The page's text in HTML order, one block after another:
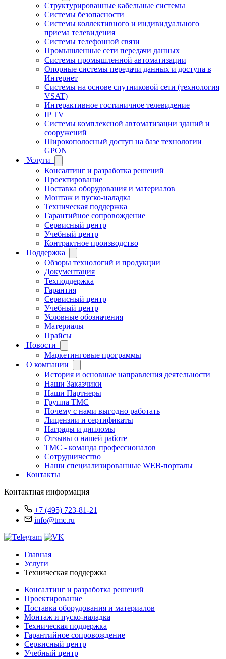
Структурированные кабельные системы
Системы безопасности
Системы коллективного и индивидуального
приема телевидения
Системы телефонной связи
Промышленные сети передачи данных
Системы промышленной автоматизации
Опорные системы передачи данных и доступа в
Интернет
Системы на основе спутниковой сети (технология
VSAT)
Интерактивное гостиничное телевидение
IP TV
Системы комплексной автоматизации зданий и
сооружений
Широкополосный доступ на базе технологии
GPON
Услуги
Консалтинг и разработка решений
Проектирование
Поставка оборудования и материалов
Монтаж и пуско-наладка
Техническая поддержка
Гарантийное сопровождение
Сервисный центр
Учебный центр
Контрактное производство
Поддержка
Обзоры технологий и продукции
Документация
Техподдержка
Гарантия
Сервисный центр
Учебный центр
Условные обозначения
Материалы
Прайсы
Новости
Маркетинговые программы
О компании
История и основные направления деятельности
Наши Заказчики
Наши Партнеры
Группа ТМС
Почему с нами выгодно работать
Лицензии и сертификаты
Награды и дипломы
Отзывы о нашей работе
TMC - команда профессионалов
Сотрудничество
Наши специализированные WEB-порталы
Контакты
Контактная информация
+7 (495) 723-81-21
info@tmc.ru
Главная
Услуги
Техническая поддержка
Консалтинг и разработка решений
Проектирование
Поставка оборудования и материалов
Монтаж и пуско-наладка
Техническая поддержка
Гарантийное сопровождение
Сервисный центр
Учебный центр